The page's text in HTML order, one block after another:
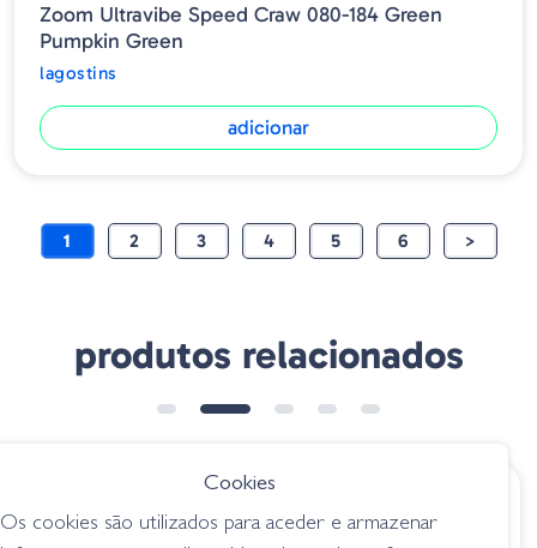
Zoom Ultravibe Speed Craw 080-184 Green
Pumpkin Green
lagostins
adicionar
1 2 3 4 5 6 >
produtos relacionados
€ 9.45
Zman CrawZ TRD
Cookies
Os cookies são utilizados para aceder e armazenar